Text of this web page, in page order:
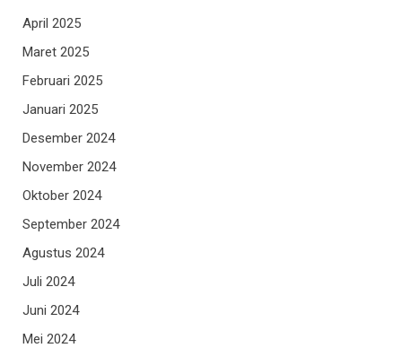
April 2025
Maret 2025
Februari 2025
Januari 2025
Desember 2024
November 2024
Oktober 2024
September 2024
Agustus 2024
Juli 2024
Juni 2024
Mei 2024